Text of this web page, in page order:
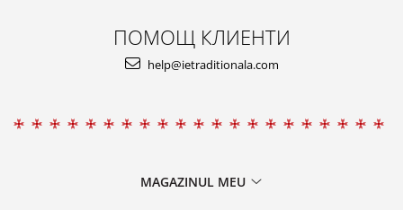
ПОМОЩ КЛИЕНТИ
help@ietraditionala.com
MAGAZINUL MEU